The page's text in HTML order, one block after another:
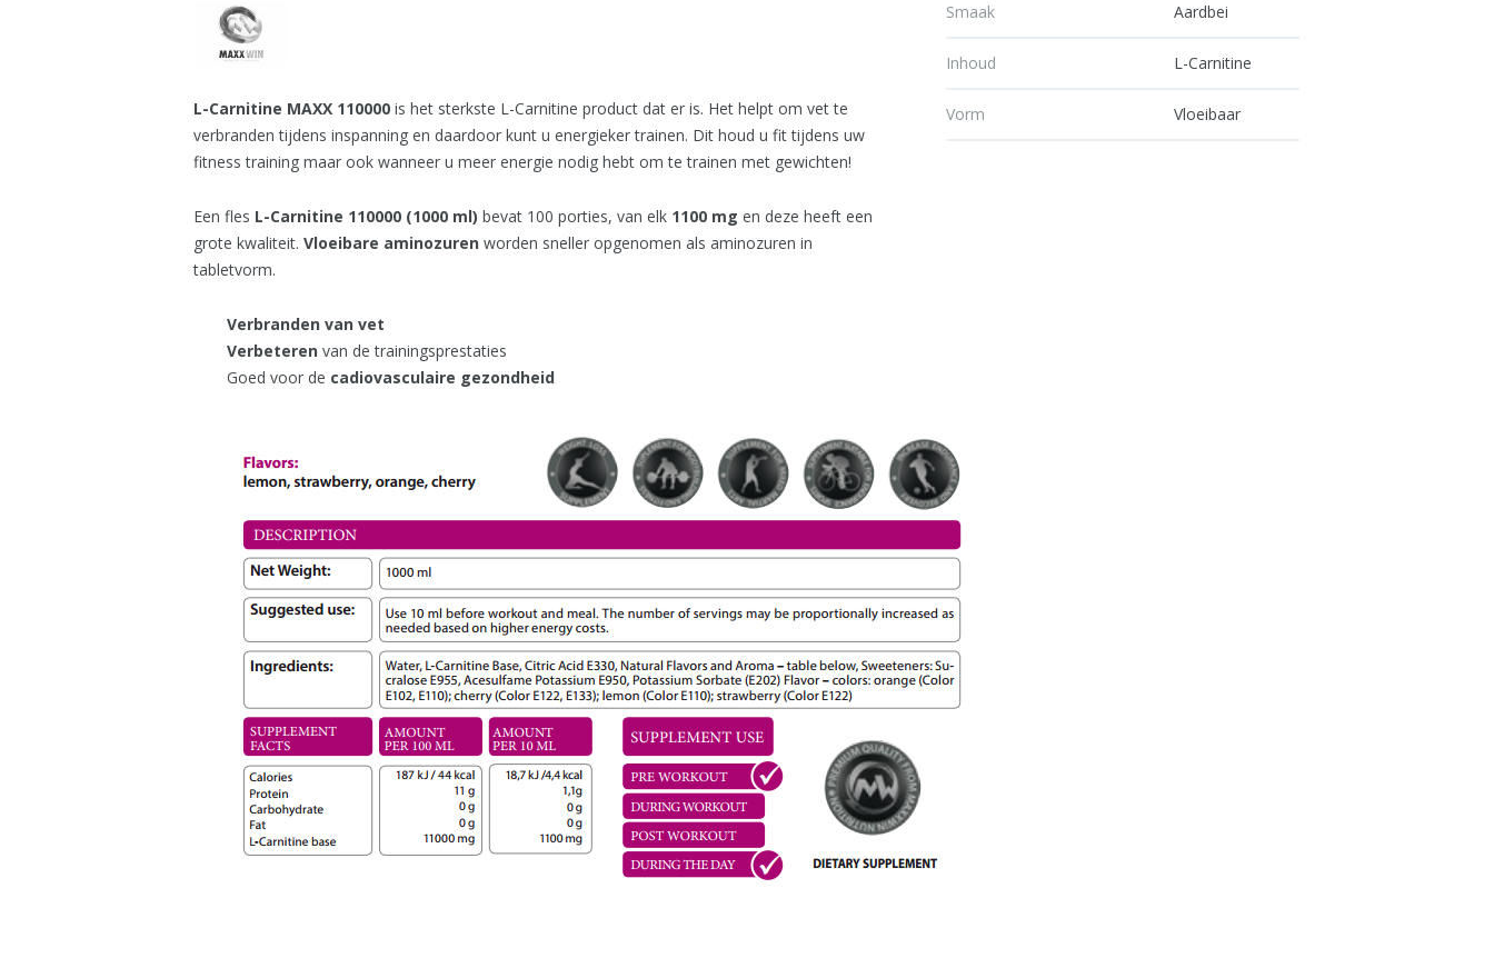
L-Carnitine MAXX 110000is het sterkste L-Carnitine product dat er is. Het helpt om vet te
verbranden tijdens inspanning en daardoor kunt u energieker trainen. Dit houd u fit tijdens uw
fitness training maar ook wanneer u meer energie nodig hebt om te trainen met gewichten!
Een fles L-Carnitine 110000 (1000 ml) bevat 100 porties, van elk 1100 mg en deze heeft een
grote kwaliteit. Vloeibare aminozurenworden sneller opgenomen als aminozuren in
tabletvorm.
Verbranden van vet
Verbeteren van de trainingsprestaties
Goed voor de cadiovasculaire gezondheid
Smaak Aardbei
Inhoud L-Carnitine
Vorm Vloeibaar